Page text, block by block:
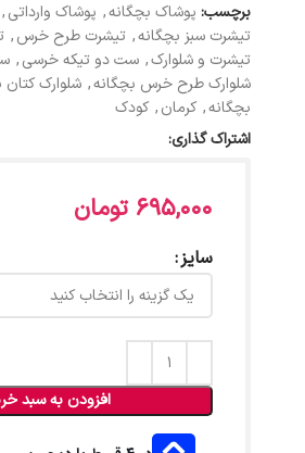
برچسب: پوشاک بچگانه, پوشاک وارداتی,
تیشرت سبز بچگانه, تیشرت طرح خرس,
تیشرت و شلوارک, ست دو تیکه خرسی,
شلوارک طرح خرس بچگانه, شلوارک کتان
بچگانه, کرمان, کودک
اشتراک گذاری:
695,000 تومان
سایز
افزودن به سبد